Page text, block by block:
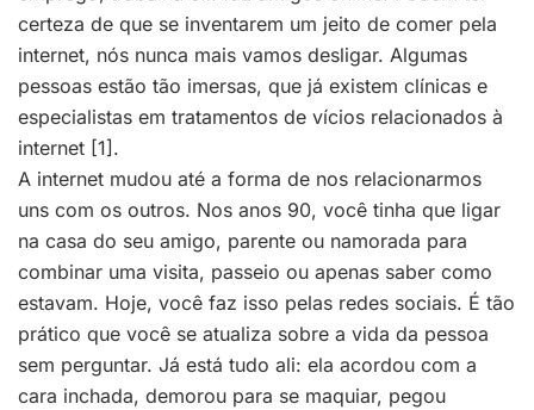
certeza de que se inventarem um jeito de comer pela
internet, nós nunca mais vamos desligar. Algumas
pessoas estão tão imersas, que já existem clínicas e
especialistas em tratamentos de vícios relacionados à
internet [1].
A internet mudou até a forma de nos relacionarmos
uns com os outros. Nos anos 90, você tinha que ligar
na casa do seu amigo, parente ou namorada para
combinar uma visita, passeio ou apenas saber como
estavam. Hoje, você faz isso pelas redes sociais. É tão
prático que você se atualiza sobre a vida da pessoa
sem perguntar. Já está tudo ali: ela acordou com a
cara inchada, demorou para se maquiar, pegou